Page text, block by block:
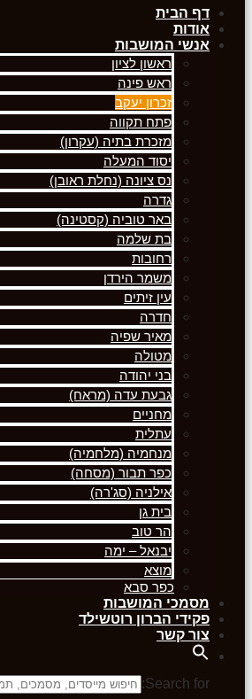
דף הבית
אודות
אנשי המושבות
ראשון לציון
ראש פינה
זכרון יעקב
פתח תקווה
מזכרת בתיה (עקרון)
יסוד המעלה
נס ציונה (נחלת ראובן)
גדרה
באר טוביה (קסטינה)
בת שלמה
רחובות
משמר הירדן
עין זיתים
חדרה
מאיר שפיה
מטולה
בני יהודה
גבעת עדה (מראח)
מחניים
עתלית
מנחמיה (מלחמיה)
כפר תבור (מסחה)
אילניה (סג'רה)
בית גן
הר טוב
יבנאל – ימה
מוצא
כפר סבא
מסמכי המושבות
פקידי הברון רוטשילד
צור קשר
Search for: